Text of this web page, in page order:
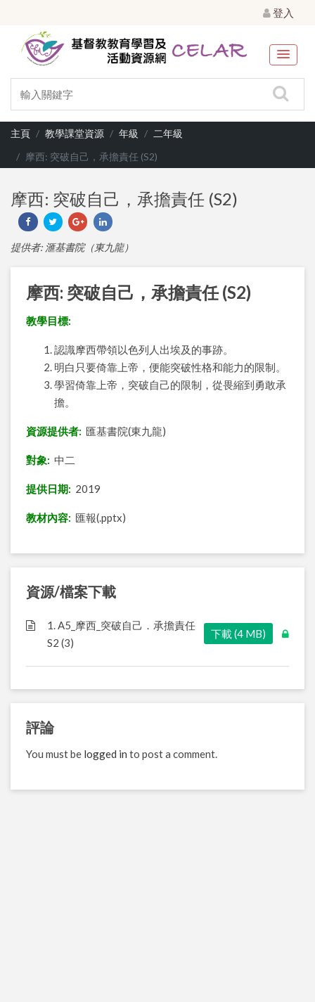
登入
主頁 教學課堂資源 年級
二年級
摩西: 突破自己，承擔責任 (S2)
摩西: 突破自己，承擔責任 (S2)
提供者: 滙基書院（東九龍）
摩西: 突破自己，承擔責任 (S2)
教學目標:
認識摩西帶領以色列人出埃及的事跡。
明白只要倚靠上帝，便能突破性格和能力的限制。
學習倚靠上帝，突破自己的限制，從畏縮到勇敢承
擔。
資源提供者: 匯基書院(東九龍)
對象: 中二
提供日期: 2019
教材內容: 匯報(.pptx)
資源/檔案下載
1. A5_摩西_突破自己．承擔責任
S2 (3)
下載 (4 MB)
評論
You must be logged in to post a comment.